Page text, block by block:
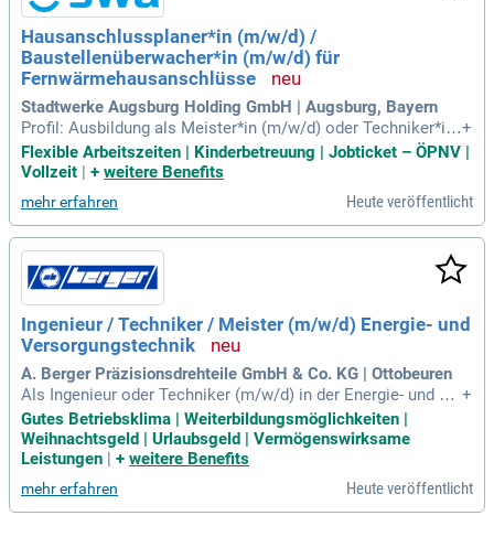
Hausanschlussplaner*in (m/w/d) /
Baustellenüberwacher*in (m/w/d) für
Fernwärmehausanschlüsse
Stadtwerke Augsburg Holding GmbH | Augsburg, Bayern
Profil: Ausbildung als Meister*in (m/w/d) oder Techniker*in
(m/w/d) im Bereich der Versorgungstechnik oder HLS-Planu
ng oder eine vergleichbare Qualifikation; Berufserfahrung im
it Tief- und Rohrbaumaßnahmen
+
Flexible Arbeitszeiten | Kinderbetreuung | Jobticket – ÖPNV |
Vollzeit | + weitere Benefits
mehr erfahren Heute veröffentlicht
Ingenieur / Techniker / Meister (m/w/d) Energie- und
Versorgungstechnik
A. Berger Präzisionsdrehteile GmbH & Co. KG | Ottobeuren
Als Ingenieur oder Techniker (m/w/d) in der Energie- und Ve
rsorgungstechnik sind Sie für die Planung und Entwicklung i
nnovativer Anlagen verantwortlich. Ihre Aufgaben umfassen
umfassende Projektplanung, Koordination der Umsetzung s
projekten. Sie bewerten technische Lösungen, führen Wirtsc
haftlichkeitsberechnungen durch und gestalten bedarfsgere
+
Gutes Betriebsklima | Weiterbildungsmöglichkeiten |
Weihnachtsgeld | Urlaubsgeld | Vermögenswirksame
Leistungen
+ weitere Benefits
mehr erfahren Heute veröffentlicht